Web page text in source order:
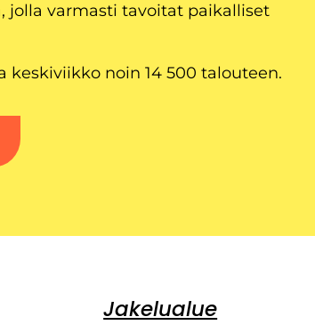
jolla varmasti tavoitat paikalliset
noin 14 500 talouteen.
Jakelualue